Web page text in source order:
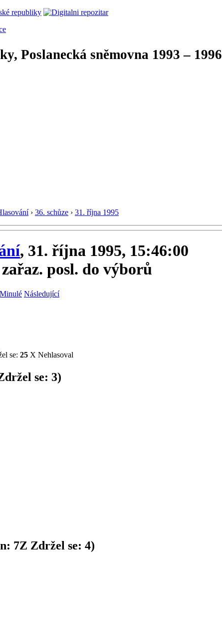
Poslanecká sněmovna 1993 – 1996
› 36. schůze › 31. října 1995
, 31. října 1995, 15:46:00
posl. do výborů
Minulé Následující
se: 25 X Nehlasoval
se: 3)
7Z Zdržel se: 4)